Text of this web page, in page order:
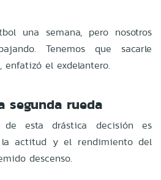
una semana, pero nosotros
Tenemos que sacarle
el exdelantero.
segunda rueda
esta drástica decisión es
la actitud y el rendimiento del
descenso.